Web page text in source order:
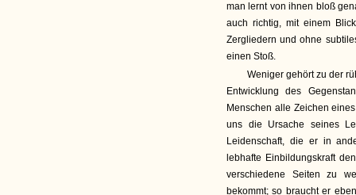
man lernt von ihnen bloß
auch richtig, mit einem
Zergliedern und ohne
einen Stoß.
Weniger gehört zu der
Entwicklung des
Menschen alle Zeichen
uns die Ursache seines
Leidenschaft, die er in
lebhafte Einbildungskraft
verschiedene Seiten zu
bekommt; so braucht er